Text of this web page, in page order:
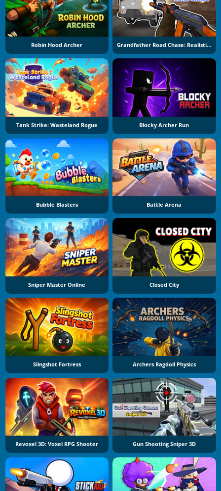
Robin Hood Archer Grandfather Road Chase: Realistic Shooter
Tank Strike: Wasteland Rogue Blocky Archer Run
Bubble Blasters Battle Arena
Sniper Master Online Closed City
Slingshot Fortress Archers Ragdoll Physics
Revoxel 3D: Voxel RPG Shooter Gun Shooting Sniper 3D